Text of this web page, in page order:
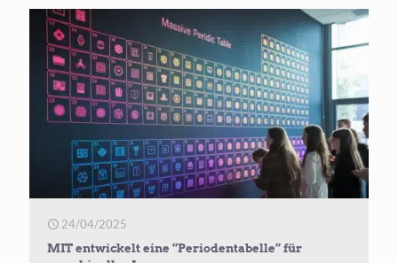
Musk
deutet
Upgrade
an
24/04/2025
MIT entwickelt eine “Periodentabelle” für